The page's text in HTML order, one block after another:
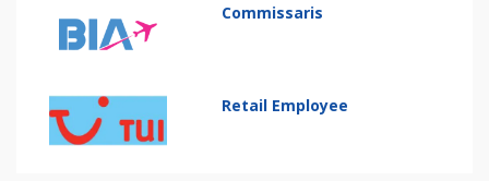
Commissaris
Retail Employee